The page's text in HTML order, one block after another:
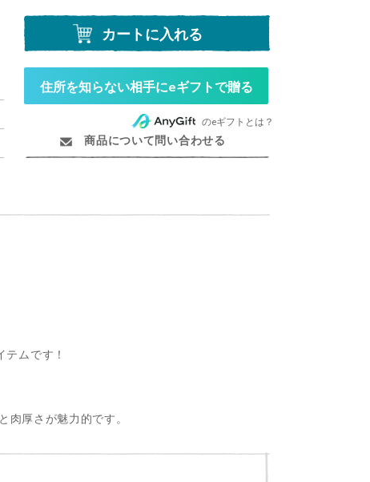
カートに入れる
住所を知らない相手にeギフトで贈る
のeギフトとは？
商品について問い合わせる
ムです！
厚さが魅力的です。